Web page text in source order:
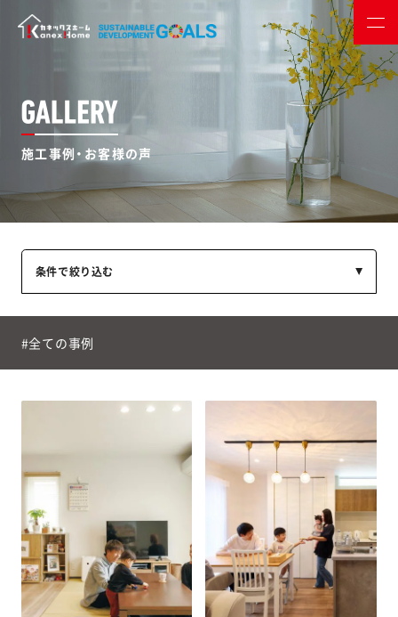
施工事例・お客様の声
条件で絞り込む
#全ての事例